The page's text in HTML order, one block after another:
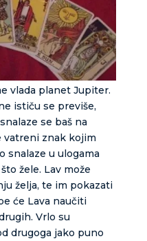
vlada planet Jupiter.
ističu se previše,
se baš na
vatreni znak kojim
snalaze u ulogama
žele. Lav može
želja, te im pokazati
će Lava naučiti
Vrlo su
drugoga jako puno
#136